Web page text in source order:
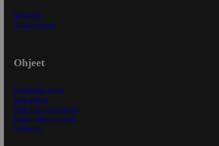
Myymälät
Asiakaspalvelu
Ohjeet
Ensitilaajan ohjeet
Näin maksat
Näin tilaat ja muokkaat
Kaikki ohjeet ja vinkit
In English